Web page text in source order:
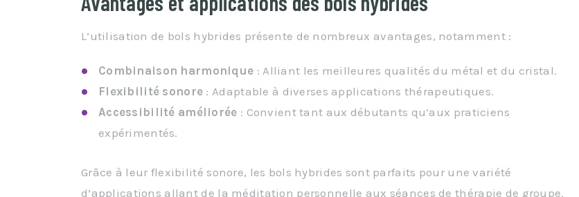
L’utilisation de bols hybrides présente de nombreux avantages, notamment :
Combinaison harmonique : Alliant les meilleures qualités du métal et du cristal.
Flexibilité sonore : Adaptable à diverses applications thérapeutiques.
Accessibilité améliorée : Convient tant aux débutants qu’aux praticiens
expérimentés.
Grâce à leur flexibilité sonore, les bols hybrides sont parfaits pour une variété
d’applications allant de la méditation personnelle aux séances de thérapie de groupe.